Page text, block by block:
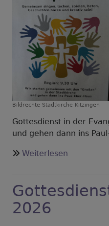
Bildrechte Stadtkirche Kitzingen
Gottesdienst in der
und gehen dann ins
Weiterlesen
April
2026